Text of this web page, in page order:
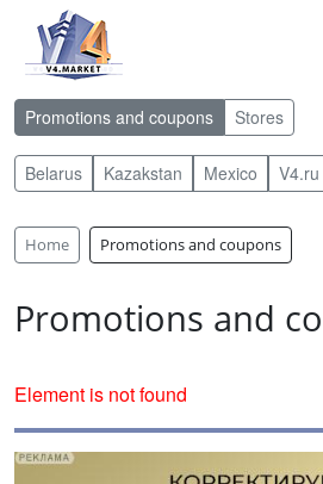
Promotions and coupons Stores
Belarus Kazakstan Mexico V4.ru
Home Promotions and coupons
Promotions and
Element is not found